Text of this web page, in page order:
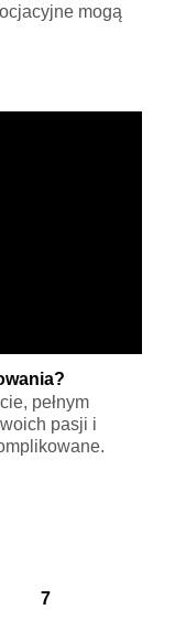
mogą
pełnym
pasji i
7